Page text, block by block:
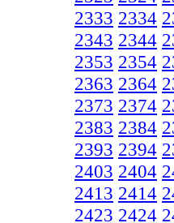
2333 2334
2343 2344
2353 2354
2363 2364
2373 2374
2383 2384
2393 2394
2403 2404
2413 2414
2423 2424